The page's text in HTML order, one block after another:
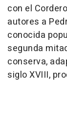
con el
autores a
conocida
segunda
conserva,
siglo XVIII,